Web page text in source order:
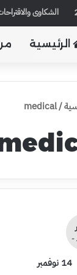
الشكاوى
الرئيسية
/
medical
14 نوفمبر